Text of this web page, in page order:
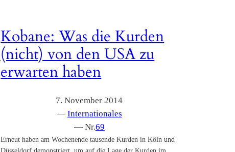
Kobane: Was die Kurden
(nicht) von den USA zu
erwarten haben
7. November 2014
— Internationales
— Nr.69
Erneut haben am Wochenende tausende Kurden in Köln und
Düsseldorf demonstriert, um auf die Lage der Kurden im